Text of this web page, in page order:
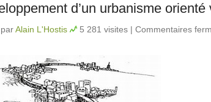
d’un urbanisme orienté
parAlain L'Hostis 5 281 visites | Commentaires